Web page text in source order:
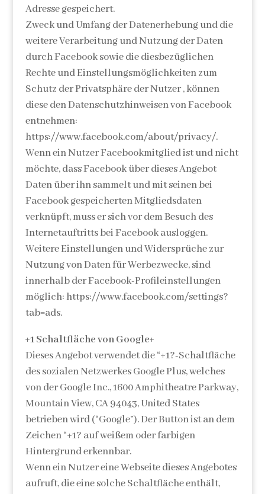
Adresse gespeichert.
Zweck und Umfang der Datenerhebung und die
weitere Verarbeitung und Nutzung der Daten
durch Facebook sowie die diesbezüglichen
Rechte und Einstellungsmöglichkeiten zum
Schutz der Privatsphäre der Nutzer , können
diese den Datenschutzhinweisen von Facebook
entnehmen:
https://www.facebook.com/about/privacy/.
Wenn ein Nutzer Facebookmitglied ist und nicht
möchte, dass Facebook über dieses Angebot
Daten über ihn sammelt und mit seinen bei
Facebook gespeicherten Mitgliedsdaten
verknüpft, muss er sich vor dem Besuch des
Internetauftritts bei Facebook ausloggen.
Weitere Einstellungen und Widersprüche zur
Nutzung von Daten für Werbezwecke, sind
innerhalb der Facebook-Profileinstellungen
möglich: https://www.facebook.com/settings?
tab=ads.
+1 Schaltfläche von Google+
Dieses Angebot verwendet die “+1?-Schaltfläche
des sozialen Netzwerkes Google Plus, welches
von der Google Inc., 1600 Amphitheatre Parkway,
Mountain View, CA 94043, United States
betrieben wird (“Google”). Der Button ist an dem
Zeichen “+1? auf weißem oder farbigen
Hintergrund erkennbar.
Wenn ein Nutzer eine Webseite dieses Angebotes
aufruft, die eine solche Schaltfläche enthält,